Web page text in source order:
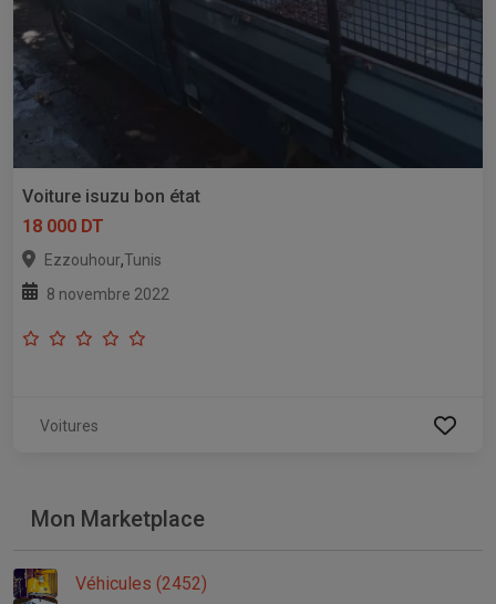
Voiture isuzu bon état
18 000 DT
Ezzouhour,Tunis
8 novembre 2022
Voitures
Mon Marketplace
Véhicules (2452)